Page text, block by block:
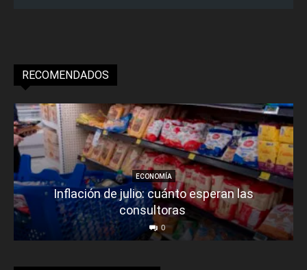
RECOMENDADOS
ECONOMÍA
Inflación de julio: cuánto esperan las
consultoras
0